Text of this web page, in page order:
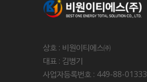
상호 : 비원이티에스㈜
대표 : 김병기
사업자등록번호 : 449-88-01333